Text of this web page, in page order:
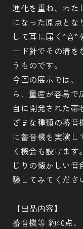
進化を重ね、わた
になった原点と
して耳に届く“音
ード針でその溝を
うものです。
今回の展示では、
ら、量産が容易
自に開発された
ざまな種類の蓄
に蓄音機を実演し
く機会も設けま
じりの懐かしい
験してみてくださ
【出品内容】
蓄音機等 約40点